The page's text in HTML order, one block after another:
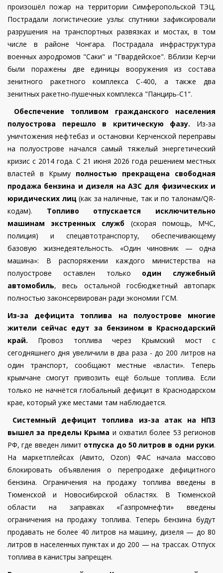
произошёл пожар на территории Симферопольской ТЭЦ.
Пострадали логистические узлы: спутники зафиксировали
разрушения на транспортных развязках и мостах, в том
числе в районе Чонгара. Пострадала инфраструктура
военных аэродромов "Саки" и "Гвардейское". Вблизи Керчи
были поражены две единицы вооружения из состава
зенитного ракетного комплекса С-400, а также два
зенитных ракетно-пушечных комплекса "Панцирь-С1".
Обеспечение топливом гражданского населения
полуострова перешло в критическую фазу. Из-за
уничтожения нефтебаз и остановки Керченской переправы
на полуострове начался самый тяжелый энергетический
кризис с 2014 года. С 21 июня 2026 года решением местных
властей в Крыму полностью прекращена свободная
продажа бензина и дизеля на АЗС для физических и
юридических лиц(как за наличные, так и по талонам/QR-
кодам).
Топливо отпускается исключительно
машинам экстренных служб (скорая помощь, МЧС,
полиция) и спецавтотранспорту, обеспечивающему
базовую жизнедеятельность.
«Один чиновник — одна
машина»: В распоряжении каждого министерства на
полуострове оставлен только один служебный
автомобиль, весь остальной госбюджетный автопарк
полностью законсервирован ради экономии ГСМ.
Из-за дефицита топлива на полуострове многие
жители сейчас едут за бензином в Краснодарский
край. Провоз топлива через Крымский мост с
сегодняшнего дня увеличили в два раза - до 200 литров на
один транспорт, сообщают местные «власти». Теперь
крымчане смогут привозить ещё больше топлива. Если
только не начнётся глобальный дефицит в Краснодарском
крае, который уже местами там наблюдается.
Системный дефицит топлива из-за атак на НПЗ
вышел за пределы Крыма и охватил более 53 регионов
РФ, где введен лимит отпуска до 50 литров в одни руки.
На маркетплейсах (Авито, Ozon) ФАС начала массово
блокировать объявления о перепродаже дефицитного
бензина.
Ограничения на продажу топлива введены в
Тюменской и Новосибирской областях. В Тюменской
области на заправках «Газпромнефти» введены
ограничения на продажу топлива. Теперь бензина будут
продавать не более 40 литров на машину, дизеля — до 80
литров в населенных пунктах и до 200 — на трассах. Отпуск
топлива в канистры запрещен.